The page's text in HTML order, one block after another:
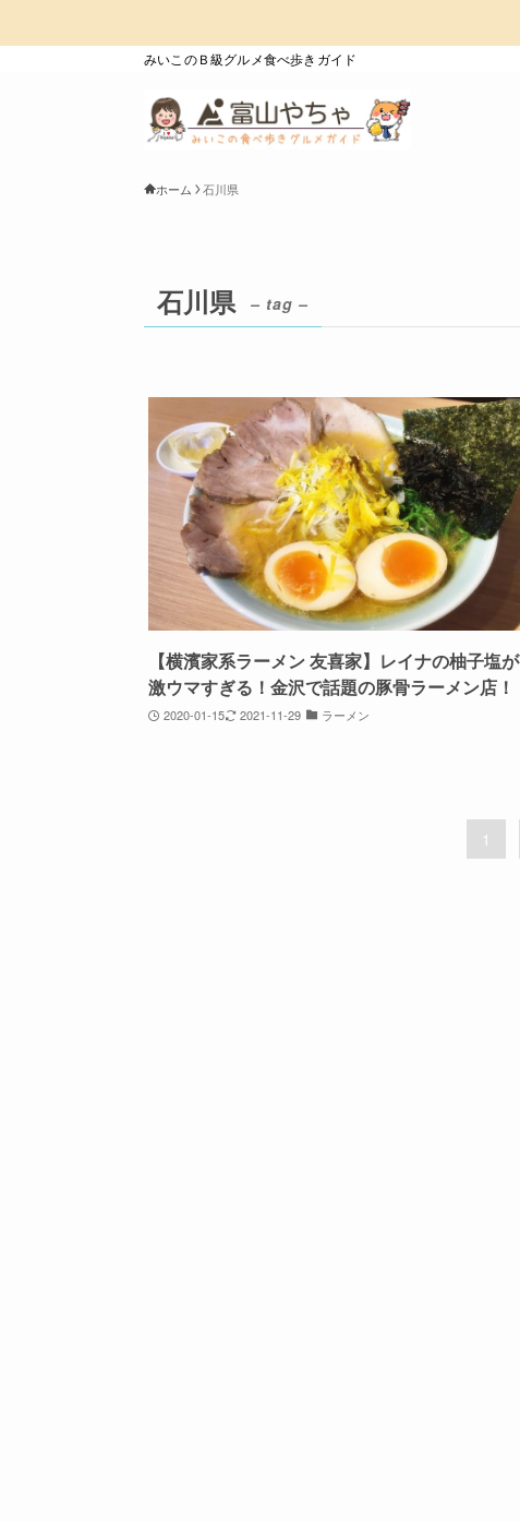
みいこのＢ級グルメ食べ歩きガイド
ホーム 石川県
石川県 – tag –
【横濱家系ラーメン 友喜家】レイナの柚子塩が
激ウマすぎる！金沢で話題の豚骨ラーメン店！
2020-01-15 2021-11-29 ラーメン
1